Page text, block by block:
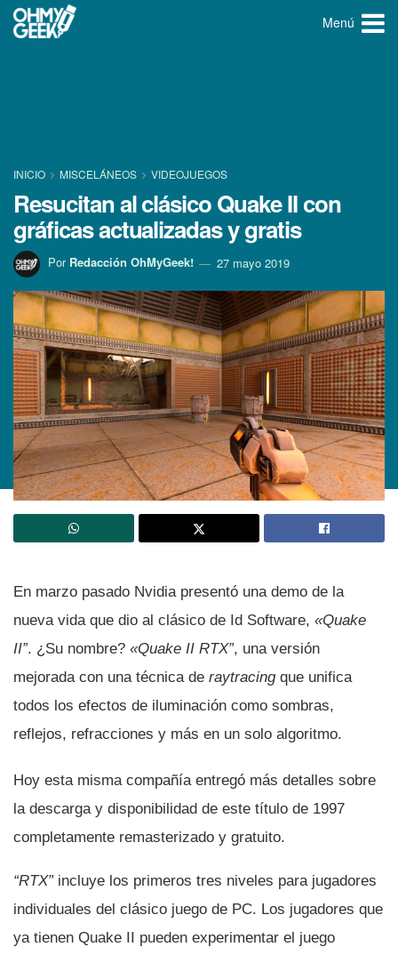
Menú
INICIO MISCELÁNEOS VIDEOJUEGOS
Resucitan al clásico Quake II con
gráficas actualizadas y gratis
Por Redacción OhMyGeek! 27 mayo 2019
En marzo pasado Nvidia presentó una demo de la
nueva vida que dio al clásico de Id Software, «Quake
II”. ¿Su nombre? «Quake II RTX”, una versión
mejorada con una técnica de raytracingque unifica
todos los efectos de iluminación como sombras,
reflejos, refracciones y más en un solo algoritmo.
Hoy esta misma compañí­a entregó más detalles sobre
la descarga y disponibilidad de este tí­tulo de 1997
completamente remasterizado y gratuito.
“RTX”incluye los primeros tres niveles para jugadores
individuales del clásico juego de PC. Los jugadores que
ya tienen Quake II pueden experimentar el juego